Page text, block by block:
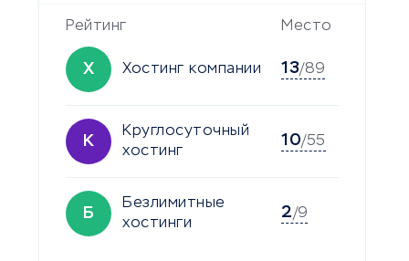
Рейтинг Место
Х Хостинг компании 13/89
К
Круглосуточный
хостинг
10/55
Б
Безлимитные
хостинги
2/9